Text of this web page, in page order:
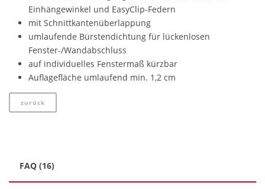
Einhängewinkel und EasyClip-Federn
mit Schnittkantenüberlappung
umlaufende Bürstendichtung für lückenlosen
Fenster-/Wandabschluss
auf individuelles Fenstermaß kürzbar
Auflagefläche umlaufend min. 1,2 cm
zurück
FAQ (16)